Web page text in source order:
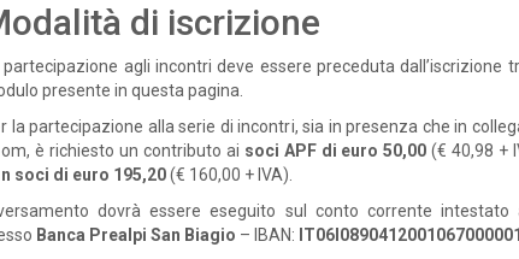
di iscrizione
partecipazione agli incontri deve essere preceduta dall’iscrizione
presente in questa pagina.
la partecipazione alla serie di incontri, sia in presenza che in
è richiesto un contributo ai soci APF di euro 50,00 (€ 40,98 +
soci di euro 195,20(€ 160,00 + IVA).
dovrà essere eseguito sul conto corrente intestato
Banca Prealpi San Biagio – IBAN: